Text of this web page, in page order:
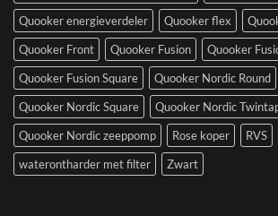
Quooker energieverdeler
Quooker flex
Quooker Front
Quooker Fusion
Quooker
Quooker Fusion Square
Quooker Nordic Round
Quooker Nordic Square
Quooker Nordic
Quooker Nordic zeeppomp
Rose koper RVS
waterontharder met filter
Zwart